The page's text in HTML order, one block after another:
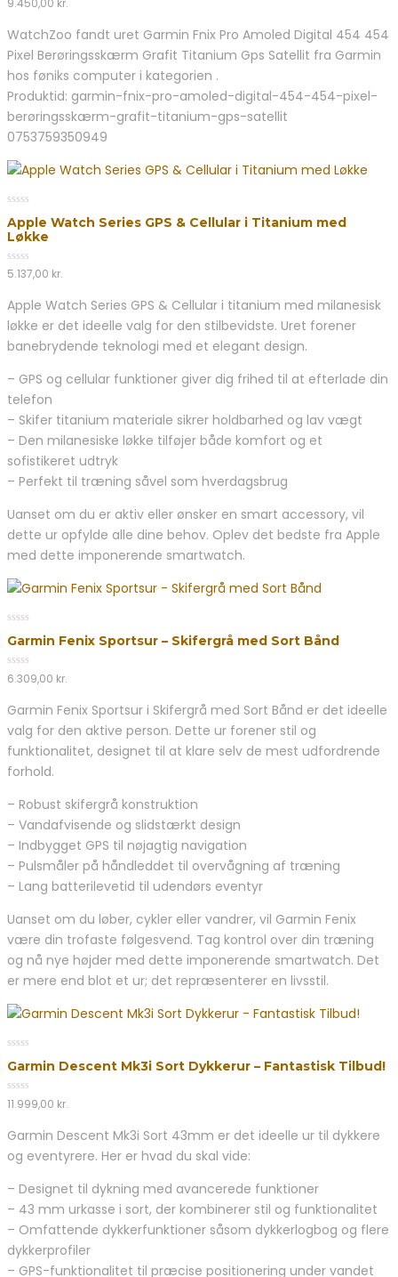
out
5
WatchZoo fandt uret Garmin Fnix Pro Amoled Digital 454 454
Pixel Berøringsskærm Grafit Titanium Gps Satellit fra Garmin
hos føniks computer i kategorien .
Produktid: garmin-fnix-pro-amoled-digital-454-454-pixel-
berøringsskærm-grafit-titanium-gps-satellit
0753759350949
out
of
Apple Watch Series GPS & Cellular i Titanium med
Løkke
0
out
5
5.137,00 kr.
Apple Watch Series GPS & Cellular i titanium med milanesisk
løkke er det ideelle valg for den stilbevidste. Uret forener
banebrydende teknologi med et elegant design.
– GPS og cellular funktioner giver dig frihed til at efterlade din
telefon
– Skifer titanium materiale sikrer holdbarhed og lav vægt
– Den milanesiske løkke tilføjer både komfort og et
sofistikeret udtryk
– Perfekt til træning såvel som hverdagsbrug
Uanset om du er aktiv eller ønsker en smart accessory, vil
dette ur opfylde alle dine behov. Oplev det bedste fra Apple
med dette imponerende smartwatch.
out
5
Garmin Fenix Sportsur – Skifergrå med Sort Bånd
0
out
5
6.309,00 kr.
Garmin Fenix Sportsur i Skifergrå med Sort Bånd er det ideelle
valg for den aktive person. Dette ur forener stil og
funktionalitet, designet til at klare selv de mest udfordrende
forhold.
– Robust skifergrå konstruktion
– Vandafvisende og slidstærkt design
– Indbygget GPS til nøjagtig navigation
– Pulsmåler på håndleddet til overvågning af træning
– Lang batterilevetid til udendørs eventyr
Uanset om du løber, cykler eller vandrer, vil Garmin Fenix
være din trofaste følgesvend. Tag kontrol over din træning
og nå nye højder med dette imponerende smartwatch. Det
er mere end blot et ur; det repræsenterer en livsstil.
out
5
Garmin Descent Mk3i Sort Dykkerur – Fantastisk Tilbud!
0
out
5
11.999,00 kr.
Garmin Descent Mk3i Sort 43mm er det ideelle ur til dykkere
og eventyrere. Her er hvad du skal vide:
– Designet til dykning med avancerede funktioner
– 43 mm urkasse i sort, der kombinerer stil og funktionalitet
– Omfattende dykkerfunktioner såsom dykkerlogbog og flere
dykkerprofiler
– GPS-funktionalitet til præcise positionering under vandet